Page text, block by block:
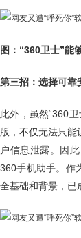
图：“360卫士”能
第三招：选择可靠
此外，虽然“360
版，不仅无法只能
户信息泄露。因
360手机助手。作
全基础和背景，已